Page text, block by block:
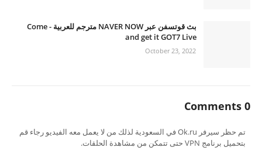
بث قوتسفن عبر NAVER NOW مترجم للعربية - Come
and get it GOT7 Live
October 23, 2022
0 Comments
تم حظر سيرفر Ok.ru في السعودية لذلك من لا يعمل معه الفيديو رجاء قم
بتحميل برنامج VPN حتى تتمكن من مشاهدة الحلقات.